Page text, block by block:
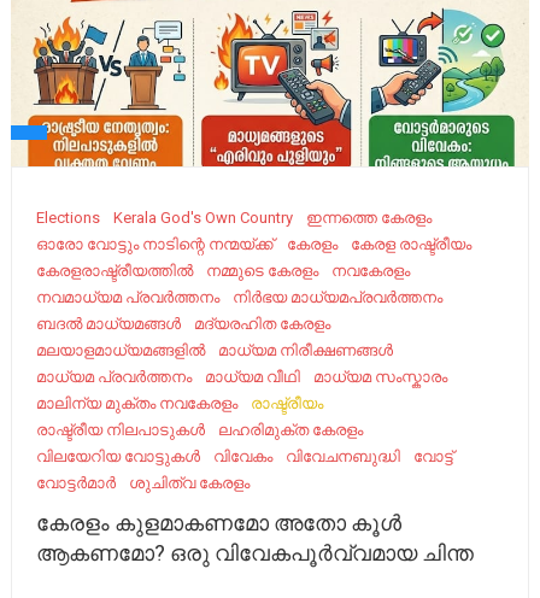
Elections Kerala God's Own Country
ഇന്നത്തെ കേരളം
ഓരോ വോട്ടും നാടിന്റെ നന്മയ്ക്ക്
കേരളം
കേ​രള രാഷ്ട്രീയം ​
കേരളരാഷ്ട്രീയത്തിൽ
നമ്മുടെ കേരളം
നവകേരളം
നവമാധ്യമ പ്രവർത്തനം
നിർഭയ മാധ്യമപ്രവർത്തനം
ബദല്‍ മാധ്യമങ്ങൾ
മദ്യരഹിത കേരളം
മലയാളമാധ്യമങ്ങളിൽ
മാധ്യമ നിരീക്ഷണങ്ങൾ
മാധ്യമ പ്രവർത്തനം
മാധ്യമ വീഥി
മാധ്യമ സംസ്കാരം
മാലിന്യ മുക്‌തം നവകേരളം
രാഷ്ട്രീയം
രാഷ്ട്രീയ നിലപാടുകൾ
ലഹരിമുക്ത കേരളം
വിലയേറിയ വോട്ടുകൾ
വിവേകം വിവേചനബുദ്ധി
വോട്ട്
വോട്ടർമാർ
ശുചിത്വ കേരളം
കേരളം കുളമാകണമോ അതോ കൂൾ
ആകണമോ? ഒരു വിവേകപൂർവ്വമായ ചിന്ത